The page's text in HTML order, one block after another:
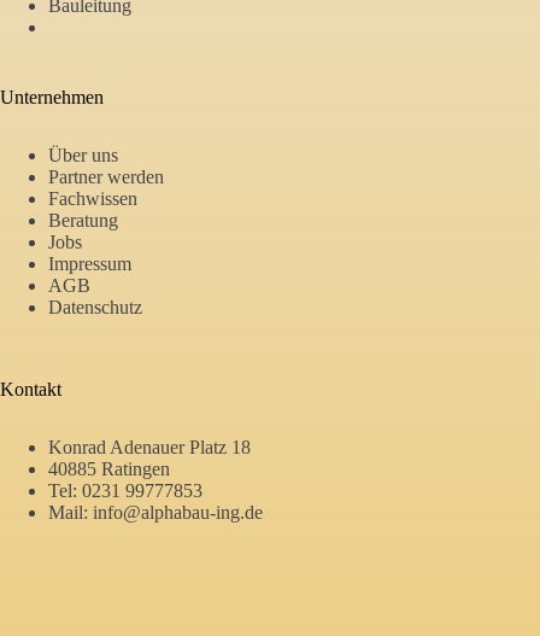
Bauleitung
Unternehmen
Über uns
Partner werden
Fachwissen
Beratung
Jobs
Impressum
AGB
Datenschutz
Kontakt
Konrad Adenauer Platz 18
40885 Ratingen
Tel: 0231 99777853
Mail: info@alphabau-ing.de